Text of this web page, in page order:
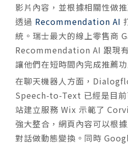
影片內容，並根據相關性做
透過 Recommendation AI
統。瑞士最大的線上零售商
Recommendation AI 跟現
讓他們在短時間內完成推薦功
在聊天機器人方面，
Speech-to-Text 已經是目前
站建立服務 Wix 示範了
強大整合，網頁內容可以根
對話做動態變換。同時